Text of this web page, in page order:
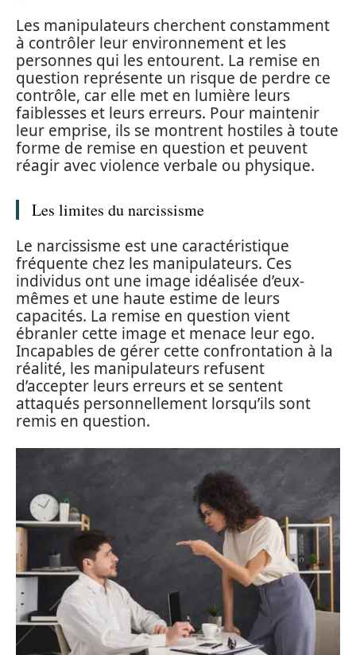
Les manipulateurs cherchent constamment
à contrôler leur environnement et les
personnes qui les entourent. La remise en
question représente un risque de perdre ce
contrôle, car elle met en lumière leurs
faiblesses et leurs erreurs. Pour maintenir
leur emprise, ils se montrent hostiles à toute
forme de remise en question et peuvent
réagir avec violence verbale ou physique.
Les limites du narcissisme
Le narcissisme est une caractéristique
fréquente chez les manipulateurs. Ces
individus ont une image idéalisée d’eux-
mêmes et une haute estime de leurs
capacités. La remise en question vient
ébranler cette image et menace leur ego.
Incapables de gérer cette confrontation à la
réalité, les manipulateurs refusent
d’accepter leurs erreurs et se sentent
attaqués personnellement lorsqu’ils sont
remis en question.